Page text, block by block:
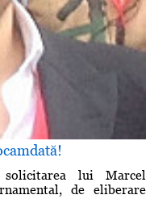
lui Marcel
de eliberare